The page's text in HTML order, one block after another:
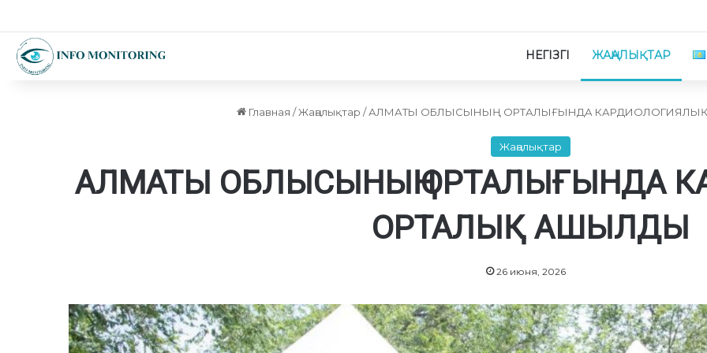
НЕГІЗГІ ЖАҢАЛЫҚТАР
Главная / Жаңалықтар / АЛМАТЫ ОБЛЫСЫНЫҢ ОРТАЛЫҒЫНДА
Жаңалықтар
АЛМАТЫ ОБЛЫСЫНЫҢ ОРТАЛЫҒЫНДА
ОРТАЛЫҚ АШЫЛДЫ
26 июня, 2026